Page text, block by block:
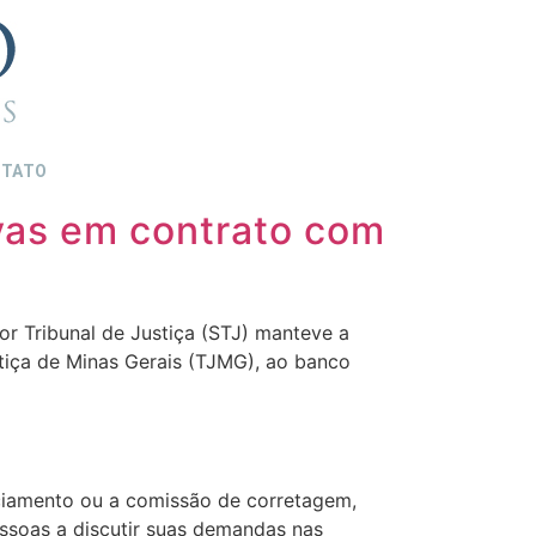
em contrato com
Tribunal de Justiça (STJ) manteve a
de Minas Gerais (TJMG), ao banco
ou a comissão de corretagem,
a discutir suas demandas nas